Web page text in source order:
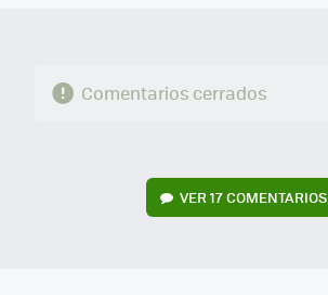
Comentarios cerrados
VER 17 COMENTARIOS